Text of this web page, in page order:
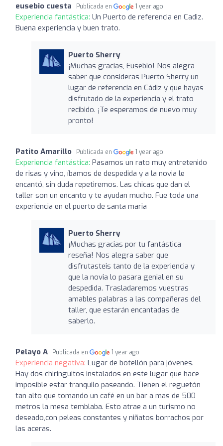
eusebio cuesta Publicada en 1 year ago
Experiencia fantástica: Un Puerto de referencia en Cadiz.
Buena experiencia y buen trato.
Puerto Sherry
¡Muchas gracias, Eusebio! Nos alegra
saber que consideras Puerto Sherry un
lugar de referencia en Cádiz y que hayas
disfrutado de la experiencia y el trato
recibido. ¡Te esperamos de nuevo muy
pronto!
Patito Amarillo Publicada en 1 year ago
Experiencia fantástica: Pasamos un rato muy entretenido
de risas y vino, íbamos de despedida y a la novia le
encantó, sin duda repetiremos. Las chicas que dan el
taller son un encanto y te ayudan mucho. Fue toda una
experiencia en el puerto de santa maria
Puerto Sherry
¡Muchas gracias por tu fantástica
reseña! Nos alegra saber que
disfrutasteis tanto de la experiencia y
que la novia lo pasara genial en su
despedida. Trasladaremos vuestras
amables palabras a las compañeras del
taller, que estarán encantadas de
saberlo.
Pelayo A Publicada en 1 year ago
Experiencia negativa: Lugar de botellón para jóvenes.
Hay dos chiringuitos instalados en este lugar que hace
imposible estar tranquilo paseando. Tienen el reguetón
tan alto que tomando un café en un bar a mas de 500
metros la mesa temblaba. Esto atrae a un turismo no
deseado,con peleas constantes y niñatos borrachos por
las aceras.